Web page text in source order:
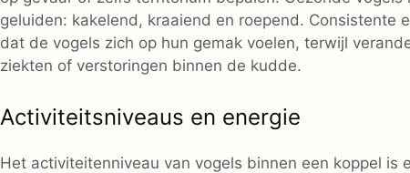
geluiden: kakelend, kraaiend en roepend. Consistente
dat de vogels zich op hun gemak voelen, terwijl
ziekten of verstoringen binnen de kudde.
Activiteitsniveaus en energie
Het activiteitenniveau van vogels binnen een koppel